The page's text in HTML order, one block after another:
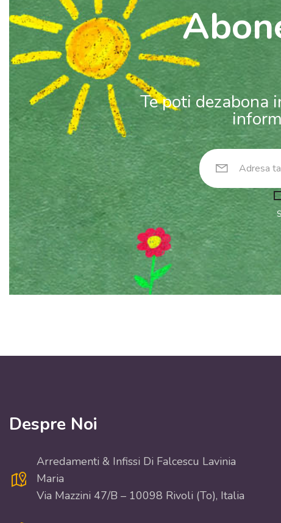
Te poti dezabona
Despre Noi
Arredamenti & Infissi Di Falcescu Lavinia
Maria
Via Mazzini 47/B – 10098 Rivoli (To), Italia